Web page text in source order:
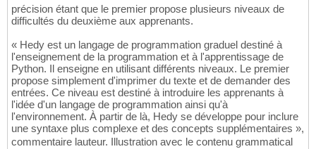
précision étant que le premier propose plusieurs niveaux de
difficultés du deuxième aux apprenants.
« Hedy est un langage de programmation graduel destiné à
l'enseignement de la programmation et à l'apprentissage de
Python. Il enseigne en utilisant différents niveaux. Le premier
propose simplement d'imprimer du texte et de demander des
entrées. Ce niveau est destiné à introduire les apprenants à
l'idée d'un langage de programmation ainsi qu'à
l'environnement. À partir de là, Hedy se développe pour inclure
une syntaxe plus complexe et des concepts supplémentaires »,
commentaire lauteur. Illustration avec le contenu grammatical